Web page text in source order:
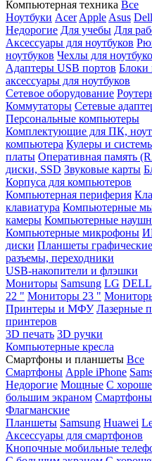
Компьютерная техника Все
Ноутбуки Acer Apple Asus Dell
Недорогие Для учебы Для
Аксессуары для ноутбуков
ноутбуков Чехлы для
Адаптеры USB портов Блоки
аксессуары для ноутбуков
Сетевое оборудование
Коммутаторы Сетевые
Персональные компьютеры
Комплектующие для ПК,
компьютера Кулеры и
платы Оперативная память
диски, SSD Звуковые карты
Корпуса для компьютеров
Компьютерная периферия
клавиатура Компьютерные
камеры Компьютерные
Компьютерные микрофоны
диски Планшеты графические
разъемы, переходники
USB-накопители и флэшки
Мониторы Samsung LG DELL
22 " Мониторы 23 "
Принтеры и МФУ Лазерные
принтеров
3D печать 3D ручки
Компьютерные кресла
Смартфоны и планшеты Все
Смартфоны Apple iPhone
Недорогие Мощные С
большим экраном
Флагманские
Планшеты Samsung Huawei
Аксессуары для смартфонов
Кнопочные мобильные